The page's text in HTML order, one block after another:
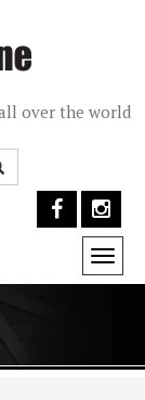
over the world